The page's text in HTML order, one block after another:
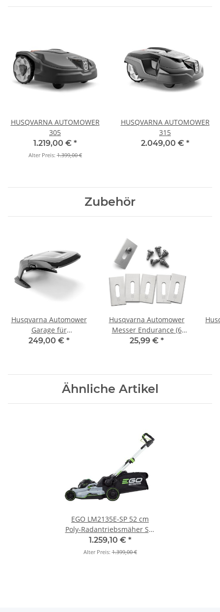
HUSQVARNA AUTOMOWER
305
1.219,00 € *
Alter Preis:1.399,00 €
HUSQVARNA AUTOMOWER
315
2.049,00 € *
Zubehör
Husqvarna Automower
Garage für
305/310/315/315X
249,00 € *
Husqvarna Automower
Messer Endurance (6
Stück) Blisterpack
25,99 € *
Ähnliche Artikel
EGO LM2135E-SP 52 cm
Poly-Radantriebsmäher Set
inkl. 7,5 ah Akku und
Schnellladegerät NEU!
1.259,10 € *
Alter Preis:1.399,00 €